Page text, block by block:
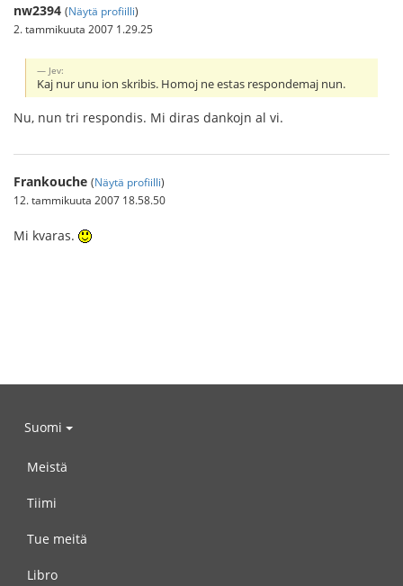
nw2394 (Näytä profiilli)
2. tammikuuta 2007 1.29.25
Jev:
Kaj nur unu ion skribis. Homoj ne estas respondemaj nun.
Nu, nun tri respondis. Mi diras dankojn al vi.
Frankouche (Näytä profiilli)
12. tammikuuta 2007 18.58.50
Mi kvaras.
Suomi
Meistä
Tiimi
Tue meitä
Libro